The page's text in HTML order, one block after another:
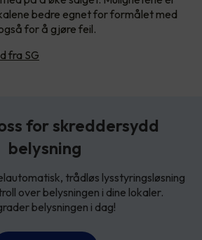
bedre egnet for formålet med
for å gjøre feil.
fra SG
for skreddersydd
belysning
trådløs lysstyringsløsning
over belysningen i dine lokaler.
belysningen i dag!